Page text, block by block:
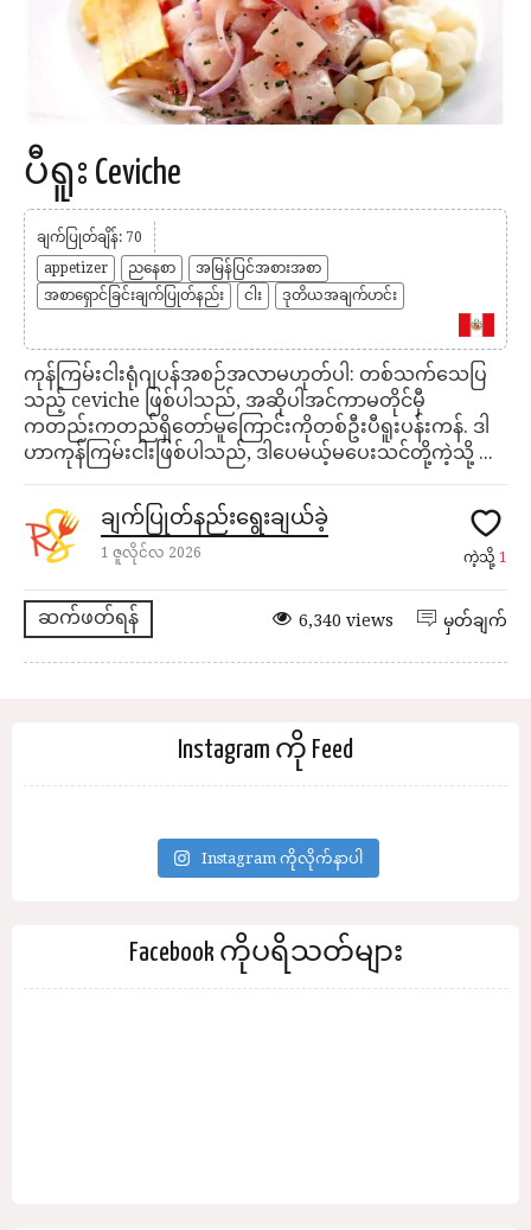
ပီရူး Ceviche
ချက်ပြုတ်ချိန်: 70
appetizer
ညနေစာ
အမြန်ပြင်အစားအစာ
အစာရှောင်ခြင်းချက်ပြုတ်နည်း
ငါး ဒုတိယအချက်ဟင်း
ကုန်ကြမ်းငါးရုံဂျပန်အစဉ်အလာမဟုတ်ပါ: တစ်သက်သေပြ
သည့် ceviche ဖြစ်ပါသည်, အဆိုပါအင်ကာမတိုင်မှီ
ကတည်းကတည်ရှိတော်မူကြောင်းကိုတစ်ဦးပီရူးပန်းကန်. ဒါ
ဟာကုန်ကြမ်းငါးဖြစ်ပါသည်, ဒါပေမယ့်မပေးသင်တို့ကဲ့သို့ ...
ချက်ပြုတ်နည်းရွေးချယ်ခဲ့
1 ဇူလိုင်လ 2026 ကဲ့သို့ 1
ဆက်ဖတ်ရန် မှတ်ချက်
6,340 views
Instagram ကို Feed
Instagram ကိုလိုက်နာပါ
Facebook ကိုပရိသတ်များ